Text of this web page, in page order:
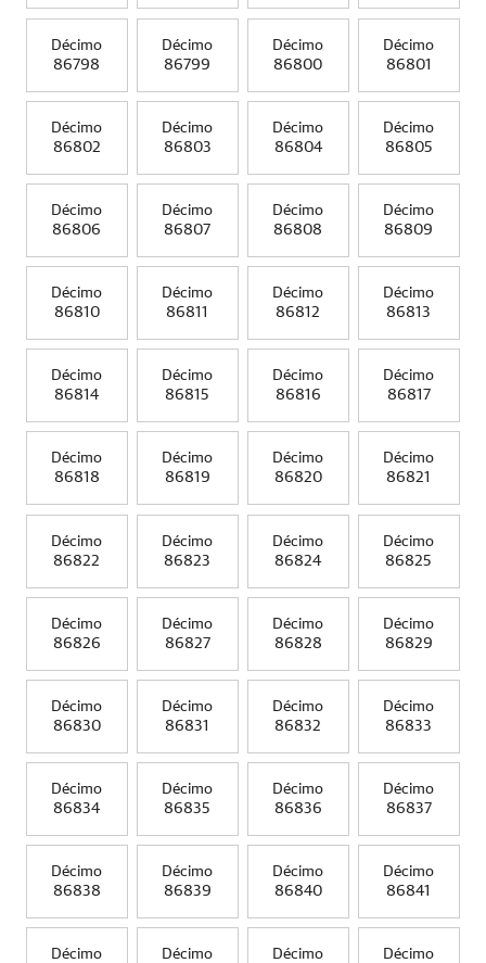
Décimo
86798
Décimo
86799
Décimo
86800
Décimo
86801
Décimo
86802
Décimo
86803
Décimo
86804
Décimo
86805
Décimo
86806
Décimo
86807
Décimo
86808
Décimo
86809
Décimo
86810
Décimo
86811
Décimo
86812
Décimo
86813
Décimo
86814
Décimo
86815
Décimo
86816
Décimo
86817
Décimo
86818
Décimo
86819
Décimo
86820
Décimo
86821
Décimo
86822
Décimo
86823
Décimo
86824
Décimo
86825
Décimo
86826
Décimo
86827
Décimo
86828
Décimo
86829
Décimo
86830
Décimo
86831
Décimo
86832
Décimo
86833
Décimo
86834
Décimo
86835
Décimo
86836
Décimo
86837
Décimo
86838
Décimo
86839
Décimo
86840
Décimo
86841
Décimo Décimo Décimo Décimo